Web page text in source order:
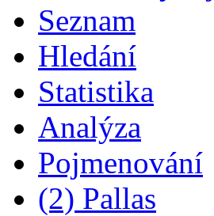
Seznam
Hledání
Statistika
Analýza
Pojmenování
(2) Pallas